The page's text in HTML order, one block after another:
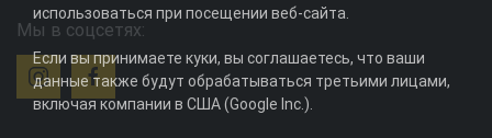
Мы в соцсетях:
использоваться при посещении веб-сайта.
Если вы принимаете куки, вы соглашаетесь, что ваши
данные также будут обрабатываться третьими лицами,
включая компании в США (Google Inc.).